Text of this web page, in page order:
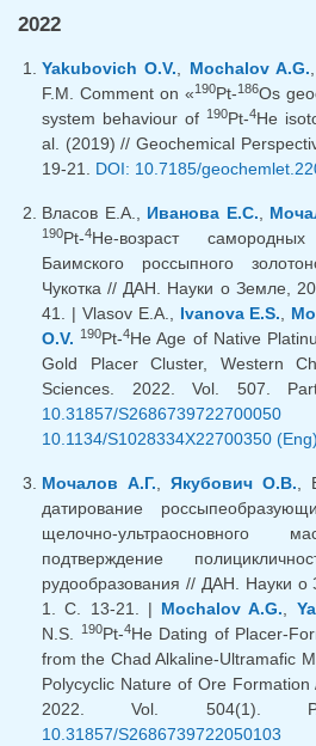
2022
Yakubovich O.V., Mochalov A.G.
F.M. Comment on «190Pt-186Os
system behaviour of 190Pt-4He
al. (2019) // Geochemical
19-21. DOI: 10.7185/
Власов Е.А., Иванова Е.С.,
190Pt-4He-возраст
Баимского россыпного
Чукотка // ДАН. Науки о Земле,
41. | Vlasov E.A., Ivanova E.S.,
O.V. 190Pt-4He Age of Native
Gold Placer Cluster, Western
Sciences. 2022. Vol. 507.
10.31857/
10.1134/S1028334X22700350 (Eng)
Мочалов А.Г., Якубович О.В.,
датирование
щелочно-
подтверждение
рудообразования // ДАН. Науки
1. С. 13-21. | Mochalov A.G.,
N.S.
190Pt-4He Dating of Placer-
from the Chad Alkaline-Ultramafic
Polycyclic Nature of Ore
2022. Vol. 504(1).
10.31857/